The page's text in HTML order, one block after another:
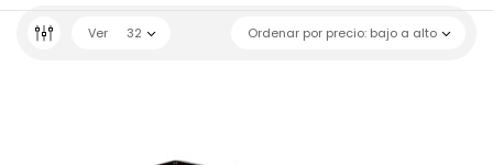
Ordenar por precio: bajo a alto
Ver 32